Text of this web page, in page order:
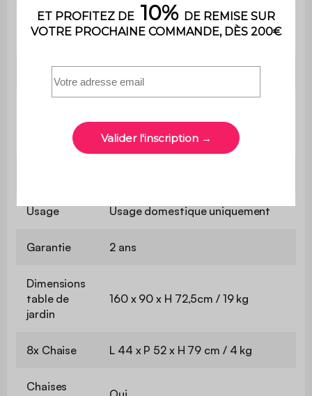
Contient du
bois
Non
monter soi-même. Une notice est
fournie
Usage Usage domestique uniquement
Garantie 2 ans
Dimensions
table de
jardin
160 x 90 x H 72,5cm / 19 kg
8x Chaise L 44 x P 52 x H 79 cm / 4 kg
Chaises